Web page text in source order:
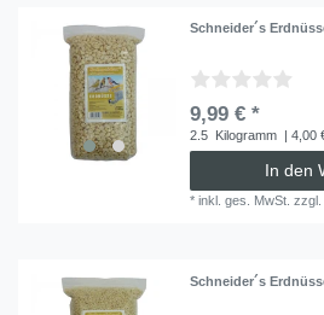
Schneider´s
9,99 € *
2.5 Kilogramm | 4,00
In den
*inkl. ges. MwSt.
Schneider´s